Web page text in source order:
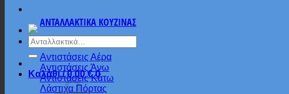
Αναζήτηση
για:
Καλάθι /0.00€ 0
ΑΝΤΑΛΛΑΚΤΙΚΑ ΚΟΥΖΙΝΑΣ
Αντιστάσεις Αέρα
Αντιστάσεις Άνω
Αντιστάσεις Κάτω
Λάστιχα Πόρτας